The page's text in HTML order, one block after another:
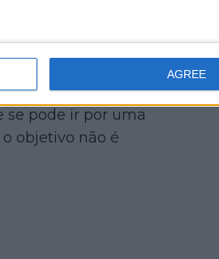
AGREE
“Isto é uma
últimos quatro
preparados e, por
se pode ir por uma
objetivo não é